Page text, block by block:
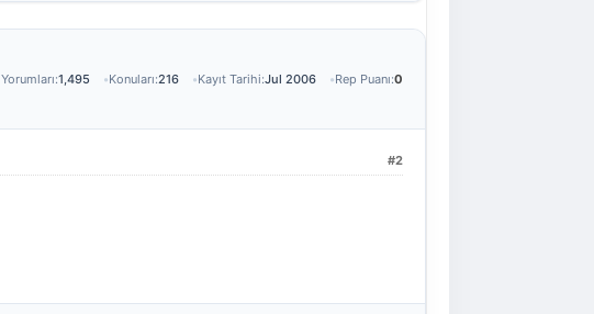
Yorumları:1,495 Konuları:216 Kayıt Tarihi:Jul 2006 Rep Puanı:0
#2